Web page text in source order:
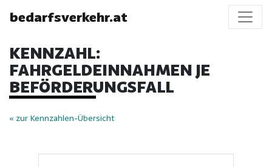
bedarfsverkehr.at
KENNZAHL:
FAHRGELDEINNAHMEN JE
BEFÖRDERUNGSFALL
« zur Kennzahlen-Übersicht